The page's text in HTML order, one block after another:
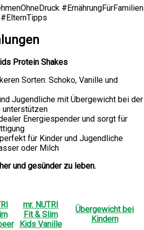
#ErnährungFürFamilien
Protein Shakes
Sorten: Schoko, Vanille und
Jugendliche mit Übergewicht bei der
unterstützen
Energiespender und sorgt für
für Kinder und Jugendliche
oder Milch
und gesünder zu leben.
mr. NUTRI
Fit & Slim
Kids Vanille
Übergewicht bei
Kindern